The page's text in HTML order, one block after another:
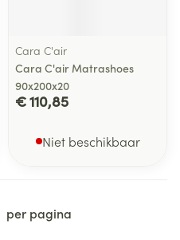
Cara C'air
Cara C'air Matrashoes
90x200x20
€ 110,85
Niet beschikbaar
per pagina